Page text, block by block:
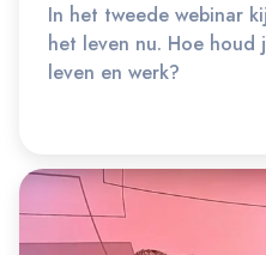
In het tweede webinar
het leven nu. Hoe houd
leven en werk?